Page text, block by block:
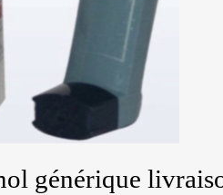
générique